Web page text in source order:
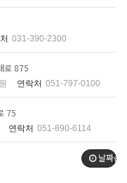
031-390-2300
로 875
연락처 051-797-0100
75
연락처 051-890-6114
날짜순